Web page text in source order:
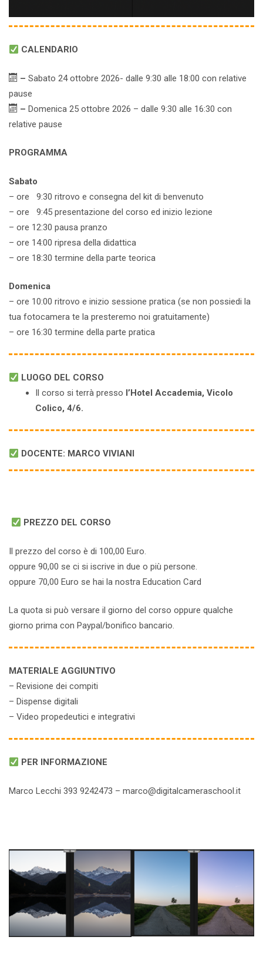
CALENDARIO
– Sabato 24 ottobre 2026- dalle 9:30 alle 18:00 con relative
pause
– Domenica 25 ottobre 2026 – dalle 9:30 alle 16:30 con
relative pause
PROGRAMMA
Sabato
– ore 9:30 ritrovo e consegna del kit di benvenuto
– ore 9:45 presentazione del corso ed inizio lezione
– ore 12:30 pausa pranzo
– ore 14:00 ripresa della didattica
– ore 18:30 termine della parte teorica
Domenica
– ore 10:00 ritrovo e inizio sessione pratica (se non possiedi la
tua fotocamera te la presteremo noi gratuitamente)
– ore 16:30 termine della parte pratica
LUOGO DEL CORSO
Il corso si terrà presso l’Hotel Accademia, Vicolo
Colico, 4/6.
DOCENTE: MARCO VIVIANI
PREZZO DEL CORSO
Il prezzo del corso è di 100,00 Euro.
oppure 90,00 se ci si iscrive in due o più persone.
oppure 70,00 Euro se hai la nostra Education Card
La quota si può versare il giorno del corso oppure qualche
giorno prima con Paypal/bonifico bancario.
MATERIALE AGGIUNTIVO
– Revisione dei compiti
– Dispense digitali
– Video propedeutici e integrativi
PER INFORMAZIONE
Marco Lecchi 393 9242473 – marco@digitalcameraschool.it